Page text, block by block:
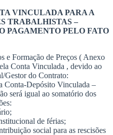
VINCULADA PARA A
TRABALHISTAS –
PAGAMENTO PELO FATO
e Formação de Preços ( Anexo
Conta Vinculada , devido ao
Gestor do Contrato:
Conta-Depósito Vinculada –
será igual ao somatório dos
de férias;
social para as rescisões